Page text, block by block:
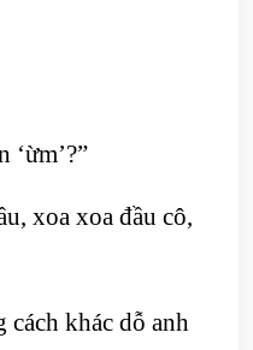
‘ừm’?”
xoa xoa đầu cô,
khác dỗ anh